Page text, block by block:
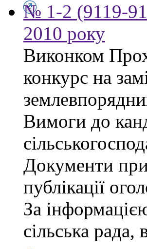
№ 1-2 (9119-
2010 року
Виконком
конкурс на
Вимоги до
Документи
публікації
За
сільська